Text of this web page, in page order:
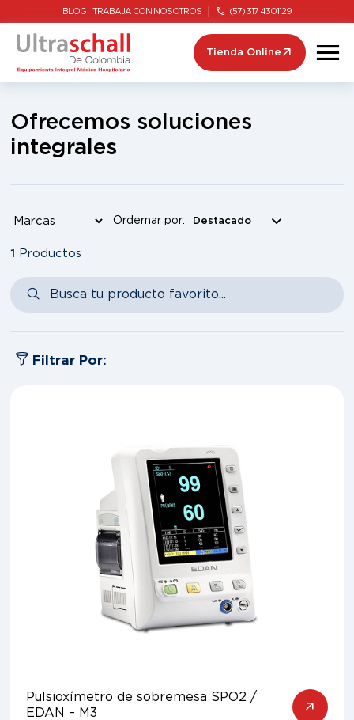
BLOG TRABAJA CON NOSOTROS (57) 317 4301129
Tienda Online
Ofrecemos soluciones
integrales
Ordernar por:
1 Productos
Filtrar Por:
Pulsioxímetro de sobremesa SPO2 /
EDAN – M3